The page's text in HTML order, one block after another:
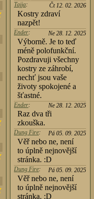
Čt 12. 02. 2026
Tajja:
Kostry zdraví
nazpět!
Ne 28. 12. 2025
Ender:
Výborně. Je to teď
méně polofunkční.
Pozdravuji všechny
kostry ze záhrobí,
nechť jsou vaše
životy spokojené a
šťastné.
Ne 28. 12. 2025
Ender:
Raz dva tři
zkouška.
Pá 05. 09. 2025
Dung Fire:
Věř nebo ne, není
to úplně nejnovější
stránka. :D
Pá 05. 09. 2025
Dung Fire:
Věř nebo ne, není
to úplně nejnovější
stránka. :D